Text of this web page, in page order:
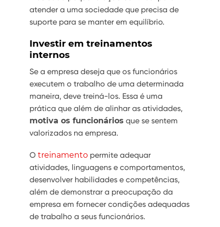
atender a uma sociedade que precisa de
suporte para se manter em equilíbrio.
Investir em treinamentos
internos
Se a empresa deseja que os funcionários
executem o trabalho de uma determinada
maneira, deve treiná-los. Essa é uma
prática que além de alinhar as atividades,
motiva os funcionários que se sentem
valorizados na empresa.
O treinamento permite adequar
atividades, linguagens e comportamentos,
desenvolver habilidades e competências,
além de demonstrar a preocupação da
empresa em fornecer condições adequadas
de trabalho a seus funcionários.